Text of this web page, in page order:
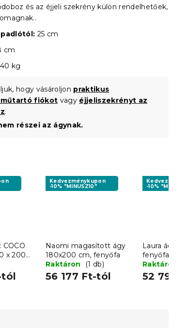
és az éjjeli szekrény külön rendelhetőek,
padlótól: 25 cm
cm
kg
hogy vásároljon praktikus
fiókot vagy éjjeliszekrényt az
.
részei az ágynak.
x 200
tól
Kedvezménykupon
-10% "MINUSZ10"
Naomi magasított ágy
180x200 cm, fenyőfa
Raktáron
(1 db)
56 177 Ft-tól
-10%
Laura ágy
fenyőfa
Raktáron
52 793